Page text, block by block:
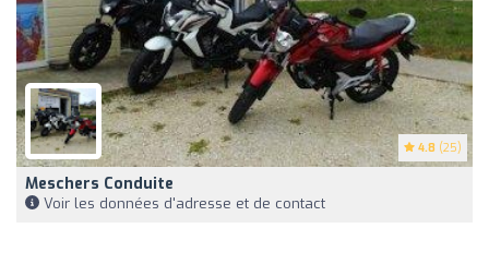
4.8 (25)
Meschers Conduite
Voir les données d'adresse et de contact